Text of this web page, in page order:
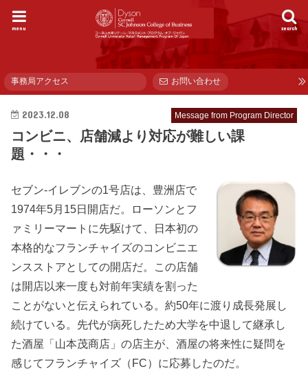
search
menu
事務局アクセス お問い合わせ
Message from Program Director
2023.12.08
コンビニ、店舗減より対応が難しい課
題・・・
セブン-イレブンの1号店は、豊洲店で
1974年5月15日開店だ。ローソンとフ
ァミリーマートに先駆けて、日本初の
本格的なフランチャイズのコンビニエ
ンスストアとしての開店だ。この店舗
は開店以来一度も対前年実績を割った
ことがないと伝えられている。約50年に渡り成長発展し
続けている。先代が病死したため大学を中退して継承し
た酒屋「山本茂商店」の店主が、酒屋の将来性に疑問を
感じてフランチャイズ（FC）に応募したのだ。